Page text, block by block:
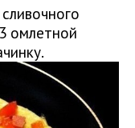
омлетной